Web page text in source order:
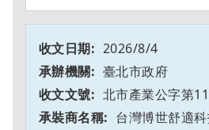
2026/8/4
臺北市政府
北市產業公字第
台灣博世舒適